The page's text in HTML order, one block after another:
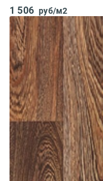
1 506 руб/м2